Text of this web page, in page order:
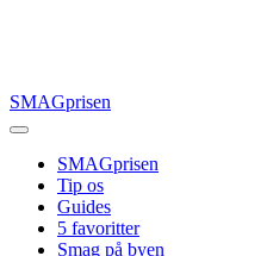
SMAGprisen
SMAGprisen
Tip os
Guides
5 favoritter
Smag på byen